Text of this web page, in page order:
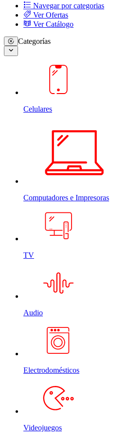
Navegar por categorias
Ver Ofertas
Ver Catálogo
Categorías
Celulares
Computadores e Impresoras
TV
Audio
Electrodomésticos
Videojuegos